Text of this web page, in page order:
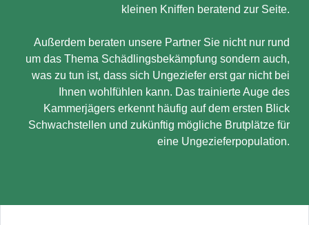
kleinen Kniffen beratend zur Seite.
Außerdem beraten unsere Partner Sie nicht nur rund
um das Thema Schädlingsbekämpfung sondern auch,
was zu tun ist, dass sich Ungeziefer erst gar nicht bei
Ihnen wohlfühlen kann. Das trainierte Auge des
Kammerjägers erkennt häufig auf dem ersten Blick
Schwachstellen und zukünftig mögliche Brutplätze für
eine Ungezieferpopulation.